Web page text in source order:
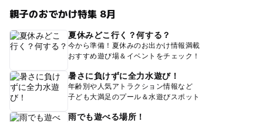
親子のおでかけ特集 8月
夏休みどこ行く？何する？
今から準備！夏休みのお出かけ情報満載
おすすめ遊び場＆イベントをチェック！
暑さに負けずに全力水遊び！
年齢別や人気アトラクション情報など
子ども大満足のプール＆水遊びスポット
雨でも遊べる場所！